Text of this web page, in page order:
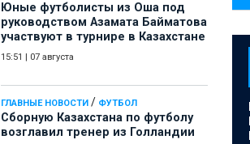
Юные футболисты из Оша под
руководством Азамата Байматова
участвуют в турнире в Казахстане
15:51 07 августа
ГЛАВНЫЕ НОВОСТИ / ФУТБОЛ
Сборную Казахстана по футболу
возглавил тренер из Голландии